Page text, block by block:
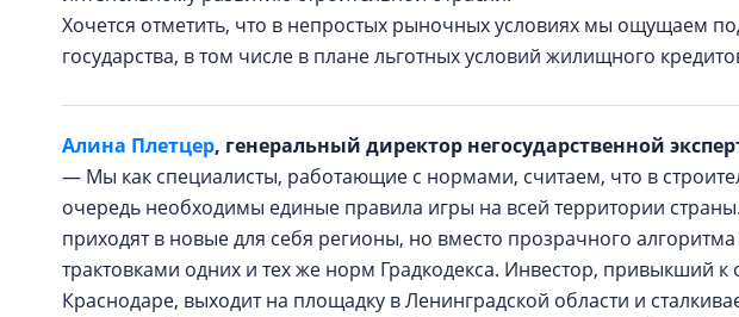
Хочется отметить, что в непростых рыночных условиях мы ощущаем
государства, в том числе в плане льготных условий жилищного
Алина Плетцер, генеральный директор негосударственной
— Мы как специалисты, работающие с нормами, считаем, что в
очередь необходимы единые правила игры на всей территории
приходят в новые для себя регионы, но вместо прозрачного
трактовками одних и тех же норм Градкодекса. Инвестор, привыкший
Краснодаре, выходит на площадку в Ленинградской области и